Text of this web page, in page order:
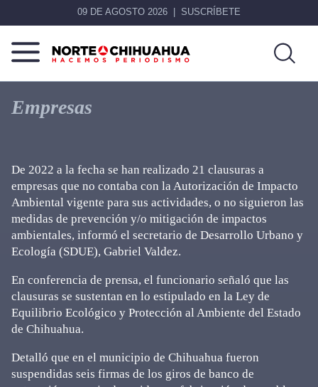
09 DE AGOSTO 2026 SUSCRÍBETE
Norte
Chihuahua
Más
que
noticias,
Empresas
De 2022 a la fecha se han realizado 21 clausuras a
empresas que no contaba con la Autorización de Impacto
Ambiental vigente para sus actividades, o no siguieron las
medidas de prevención y/o mitigación de impactos
ambientales, informó el secretario de Desarrollo Urbano y
Ecología (SDUE), Gabriel Valdez.
En conferencia de prensa, el funcionario señaló que las
clausuras se sustentan en lo estipulado en la Ley de
Equilibrio Ecológico y Protección al Ambiente del Estado
de Chihuahua.
Detalló que en el municipio de Chihuahua fueron
suspendidas seis firmas de los giros de banco de